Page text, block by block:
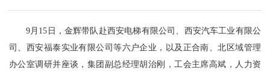
9月15日，金辉带队赴西安电梯有限公司、西安汽车工业有限公
司、西安福泰实业有限公司等六户企业，以及正合南、北区域管理
办公室调研并座谈，集团副总经理胡治刚，工会主席高斌，人力资